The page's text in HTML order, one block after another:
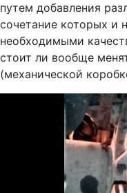
путем добавления
сочетание которых и
необходимыми
стоит ли вообще
(механической